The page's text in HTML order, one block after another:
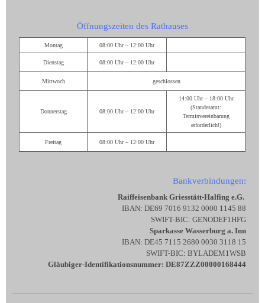
Öffnungszeiten des Rathauses
Montag 08:00 Uhr – 12:00 Uhr
Dienstag 08:00 Uhr – 12:00 Uhr
Mittwoch geschlossen
Donnerstag 08:00 Uhr – 12:00 Uhr
14:00 Uhr – 18:00 Uhr
(Standesamt:
Terminvereinbarung
erforderlich!)
Freitag 08:00 Uhr – 12:00 Uhr
Bankverbindungen:
Raiffeisenbank Griesstätt-Halfing e.G.
IBAN: DE69 7016 9132 0000 1145 88
SWIFT-BIC: GENODEF1HFG
Sparkasse Wasserburg a. Inn
IBAN: DE45 7115 2680 0030 3118 15
SWIFT-BIC: BYLADEM1WSB
Gläubiger-Identifikationsnummer: DE87ZZZ00000168444